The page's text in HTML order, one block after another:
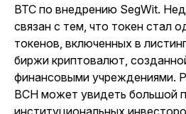
BTC по внедрению SegWit.
связан с тем, что токен стал
токенов, включенных в
биржи криптовалют,
финансовыми учреждениями.
BCH может увидеть большой
институциональных